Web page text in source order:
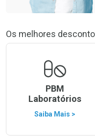
Os melhores
PBM
Laboratórios
Saiba Mais >